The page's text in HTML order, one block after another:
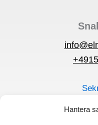
Hantera